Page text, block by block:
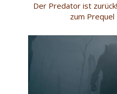
Der Predator ist
zum